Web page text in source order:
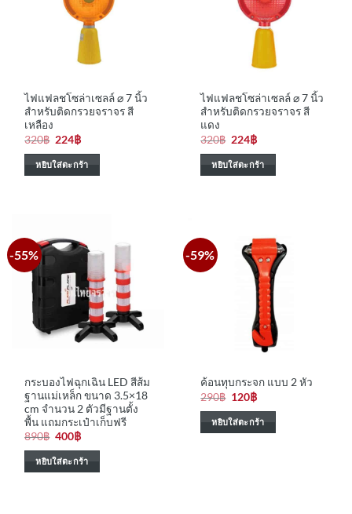
ไฟแฟลชโซล่าเซลล์ ⌀ 7 นิ้ว
สำหรับติดกรวยจราจร สี
เหลือง
320฿ Original
price
was:
320฿.
224฿Current
is:
224฿.
หยิบใส่ตะกร้า
ไฟแฟลชโซล่าเซลล์ ⌀ 7 นิ้ว
สำหรับติดกรวยจราจร สี
แดง
320฿ Original
price
was:
320฿.
224฿Current
is:
224฿.
หยิบใส่ตะกร้า
-55%
กระบองไฟฉุกเฉิน LED สีส้ม
ฐานแม่เหล็ก ขนาด 3.5×18
cm จำนวน 2 ตัวมีฐานตั้ง
พื้น แถมกระเป๋าเก็บฟรี
890฿ Original
price
was:
890฿.
400฿Current
is:
400฿.
หยิบใส่ตะกร้า
-59%
ค้อนทุบกระจก แบบ 2 หัว
290฿ Original
price
was:
290฿.
120฿Current
is:
120฿.
หยิบใส่ตะกร้า